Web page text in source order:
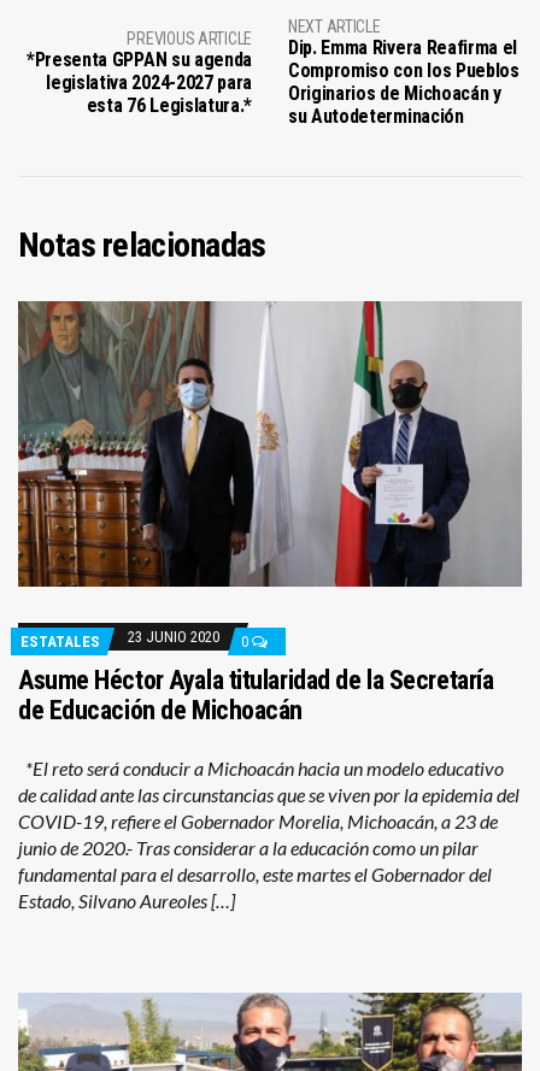
PREVIOUS ARTICLE
*Presenta GPPAN su agenda
legislativa 2024-2027 para
esta 76 Legislatura.*
NEXT ARTICLE
Dip. Emma Rivera Reafirma el
Compromiso con los Pueblos
Originarios de Michoacán y
su Autodeterminación
Notas relacionadas
ESTATALES 23 JUNIO 2020 0
Asume Héctor Ayala titularidad de la Secretaría
de Educación de Michoacán
*El reto será conducir a Michoacán hacia un modelo educativo
de calidad ante las circunstancias que se viven por la epidemia del
COVID-19, refiere el Gobernador Morelia, Michoacán, a 23 de
junio de 2020.- Tras considerar a la educación como un pilar
fundamental para el desarrollo, este martes el Gobernador del
Estado, Silvano Aureoles […]